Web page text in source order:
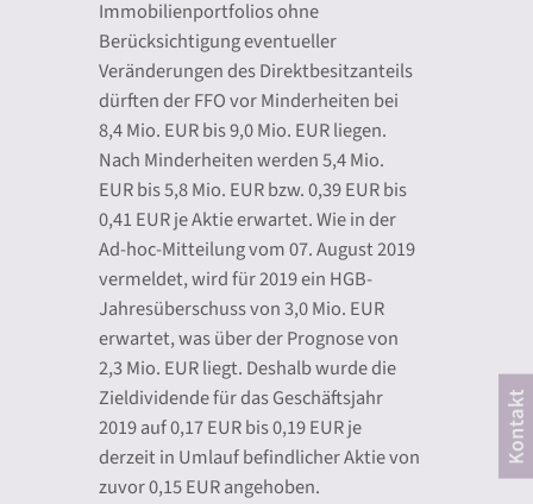
Immobilienportfolios ohne
Berücksichtigung eventueller
Veränderungen des Direktbesitzanteils
dürften der FFO vor Minderheiten bei
8,4 Mio. EUR bis 9,0 Mio. EUR liegen.
Nach Minderheiten werden 5,4 Mio.
EUR bis 5,8 Mio. EUR bzw. 0,39 EUR bis
0,41 EUR je Aktie erwartet. Wie in der
Ad-hoc-Mitteilung vom 07. August 2019
vermeldet, wird für 2019 ein HGB-
Jahresüberschuss von 3,0 Mio. EUR
erwartet, was über der Prognose von
2,3 Mio. EUR liegt. Deshalb wurde die
Zieldividende für das Geschäftsjahr
2019 auf 0,17 EUR bis 0,19 EUR je
derzeit in Umlauf befindlicher Aktie von
zuvor 0,15 EUR angehoben.